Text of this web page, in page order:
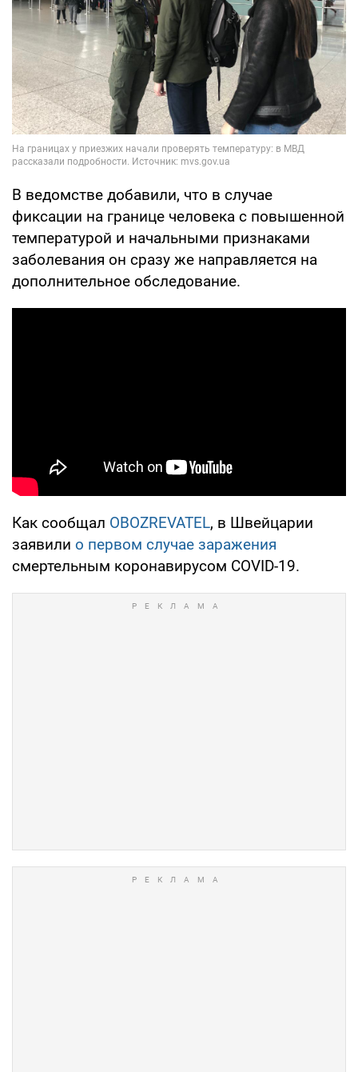
В ведомстве добавили, что в случае
фиксации на границе человека с повышенной
температурой и начальными признаками
заболевания он сразу же направляется на
дополнительное обследование.
Как сообщал OBOZREVATEL, в Швейцарии
заявили о первом случае заражения
смертельным коронавирусом COVID-19.